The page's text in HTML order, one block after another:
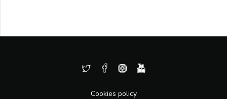
Cookies policy